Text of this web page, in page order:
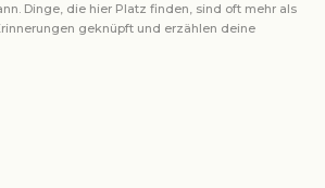
Dinge, die hier Platz finden, sind oft mehr als
geknüpft und erzählen deine